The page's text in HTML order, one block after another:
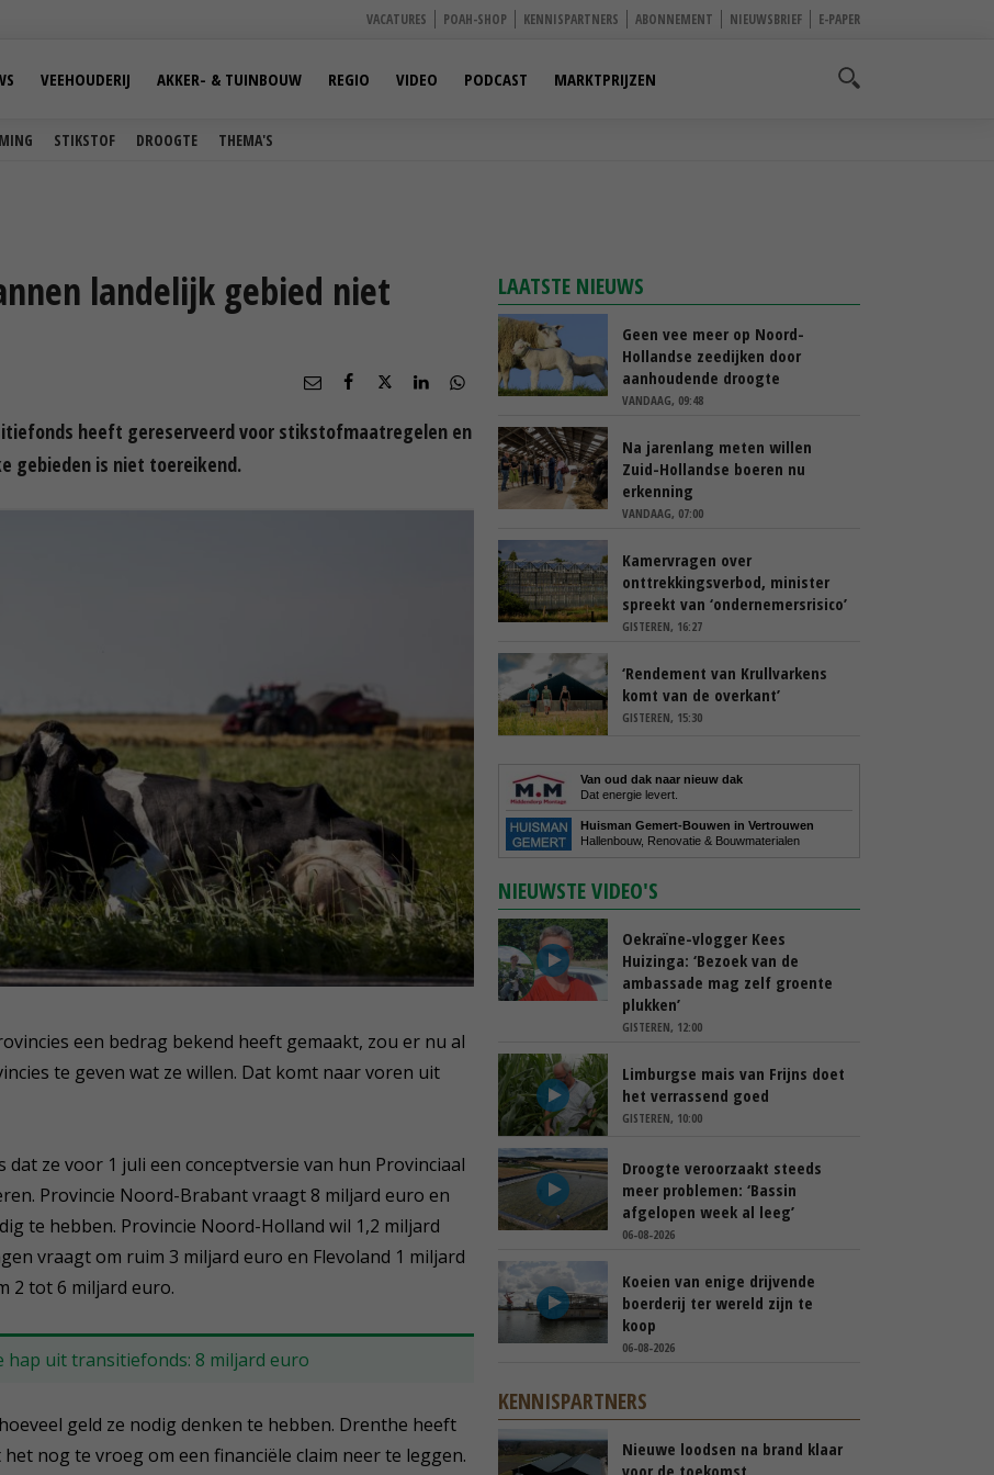
VACATURES POAH-SHOP KENNISPARTNERS ABONNEMENT NIEUWSBRIEF E-PAPER
STIKSTOF DROOGTE THEMA'S
VEEHOUDERIJ AKKER- & TUINBOUW REGIO VIDEO PODCAST MARKTPRIJZEN
landelijk gebied niet
heeft gereserveerd voor stikstofmaatregelen en
gebieden is niet toereikend.
een bedrag bekend heeft gemaakt, zou er nu al
te geven wat ze willen. Dat komt naar voren uit
ze voor 1 juli een conceptversie van hun Provinciaal
Provincie Noord-Brabant vraagt 8 miljard euro en
te hebben. Provincie Noord-Holland wil 1,2 miljard
vraagt om ruim 3 miljard euro en Flevoland 1 miljard
2 tot 6 miljard euro.
uit transitiefonds: 8 miljard euro
geld ze nodig denken te hebben. Drenthe heeft
nog te vroeg om een financiële claim neer te leggen.
LAATSTE NIEUWS
Geen vee meer op Noord-
Hollandse zeedijken door
aanhoudende droogte
VANDAAG, 09:48
Na jarenlang meten willen
Zuid-Hollandse boeren nu
erkenning
VANDAAG, 07:00
Kamervragen over
onttrekkingsverbod, minister
spreekt van ‘ondernemersrisico’
GISTEREN, 16:27
‘Rendement van Krullvarkens
komt van de overkant’
GISTEREN, 15:30
Van oud dak naar nieuw dak
Dat energie levert.
Huisman Gemert-Bouwen in Vertrouwen
Hallenbouw, Renovatie & Bouwmaterialen
NIEUWSTE VIDEO'S
Oekraïne-vlogger Kees
Huizinga: ‘Bezoek van de
ambassade mag zelf groente
plukken’
GISTEREN, 12:00
Limburgse mais van Frijns doet
het verrassend goed
GISTEREN, 10:00
Droogte veroorzaakt steeds
meer problemen: ‘Bassin
afgelopen week al leeg’
06-08-2026
Koeien van enige drijvende
boerderij ter wereld zijn te
koop
06-08-2026
KENNISPARTNERS
Nieuwe loodsen na brand klaar
voor de toekomst